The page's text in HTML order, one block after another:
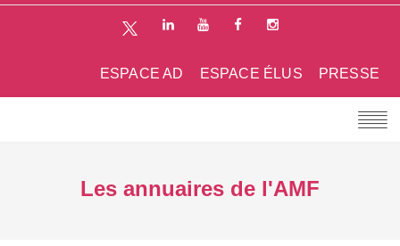
PRESSE
ESPACE ÉLUS
ESPACE AD
Les annuaires de l'AMF